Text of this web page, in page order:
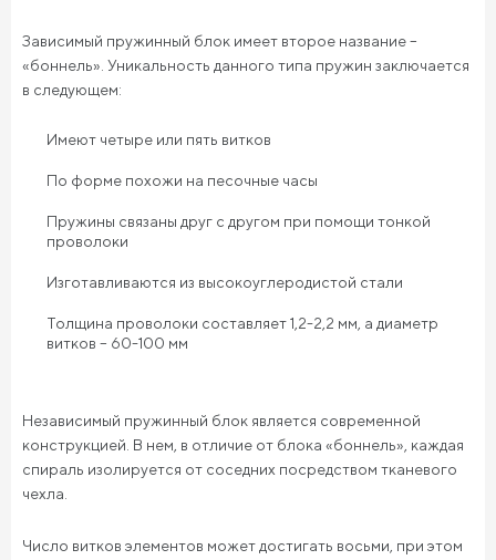
Зависимый пружинный блок имеет второе название –
«боннель». Уникальность данного типа пружин заключается
в следующем:
Имеют четыре или пять витков
По форме похожи на песочные часы
Пружины связаны друг с другом при помощи тонкой
проволоки
Изготавливаются из высокоуглеродистой стали
Толщина проволоки составляет 1,2-2,2 мм, а диаметр
витков – 60-100 мм
Независимый пружинный блок является современной
конструкцией. В нем, в отличие от блока «боннель», каждая
спираль изолируется от соседних посредством тканевого
чехла.
Число витков элементов может достигать восьми, при этом